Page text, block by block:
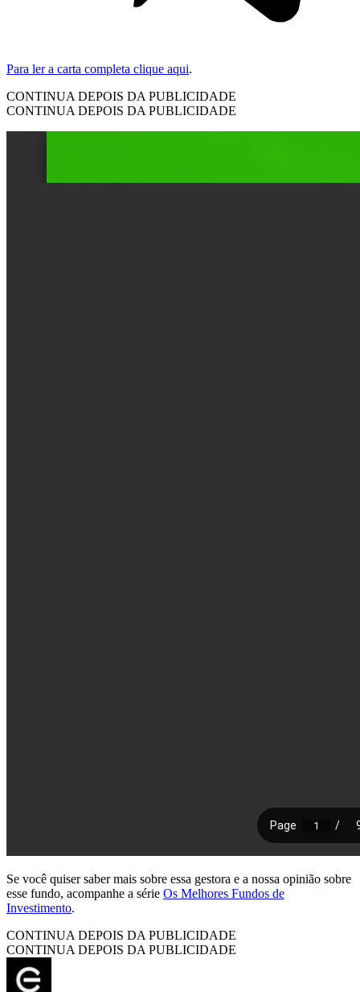
Para ler a carta completa clique aqui.
CONTINUA DEPOIS DA PUBLICIDADE
CONTINUA DEPOIS DA PUBLICIDADE
Se você quiser saber mais sobre essa gestora e a nossa opinião sobre
esse fundo, acompanhe a série Os Melhores Fundos de
Investimento.
CONTINUA DEPOIS DA PUBLICIDADE
CONTINUA DEPOIS DA PUBLICIDADE